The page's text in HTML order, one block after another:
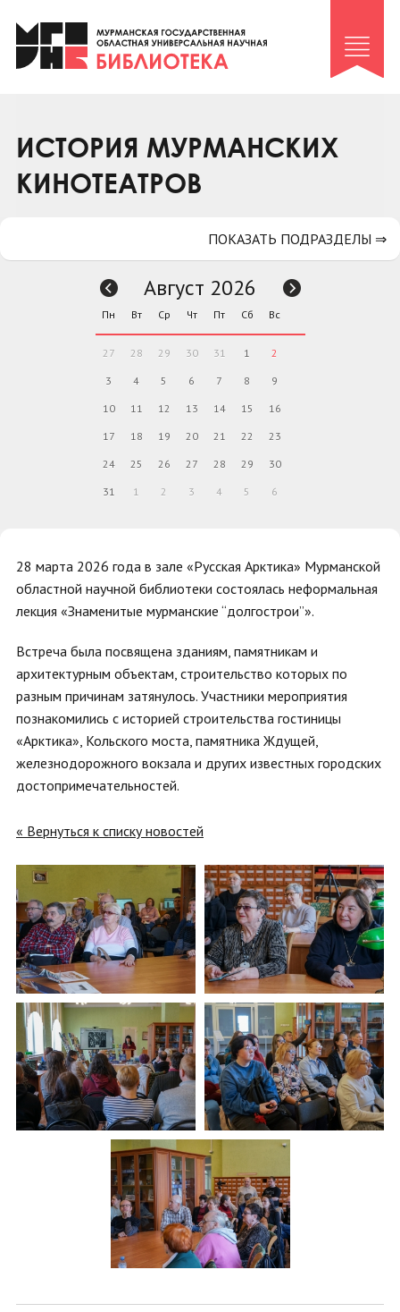
Клуб «Гиря и сельдерей»
Клуб «Семейный архив»
Коллегам
Контакты
ИСТОРИЯ МУРМАНСКИХ
КИНОТЕАТРОВ
28 марта 2026 года в зале «Русская Арктика» Мурманской
областной научной библиотеки состоялась неформальная
лекция «Знаменитые мурманские “долгострои”».
Встреча была посвящена зданиям, памятникам и
архитектурным объектам, строительство которых по
разным причинам затянулось. Участники мероприятия
познакомились с историей строительства гостиницы
«Арктика», Кольского моста, памятника Ждущей,
железнодорожного вокзала и других известных городских
достопримечательностей.
« Вернуться к списку новостей
ПОКАЗАТЬ ПОДРАЗДЕЛЫ ⇒
Август 2026
Пн Вт Ср Чт Пт Сб Вс
27 28 29 30 31 1 2
3 4 5 6 7 8 9
10 11 12 13 14 15 16
17 18 19 20 21 22 23
24 25 26 27 28 29 30
31 1 2 3 4 5 6